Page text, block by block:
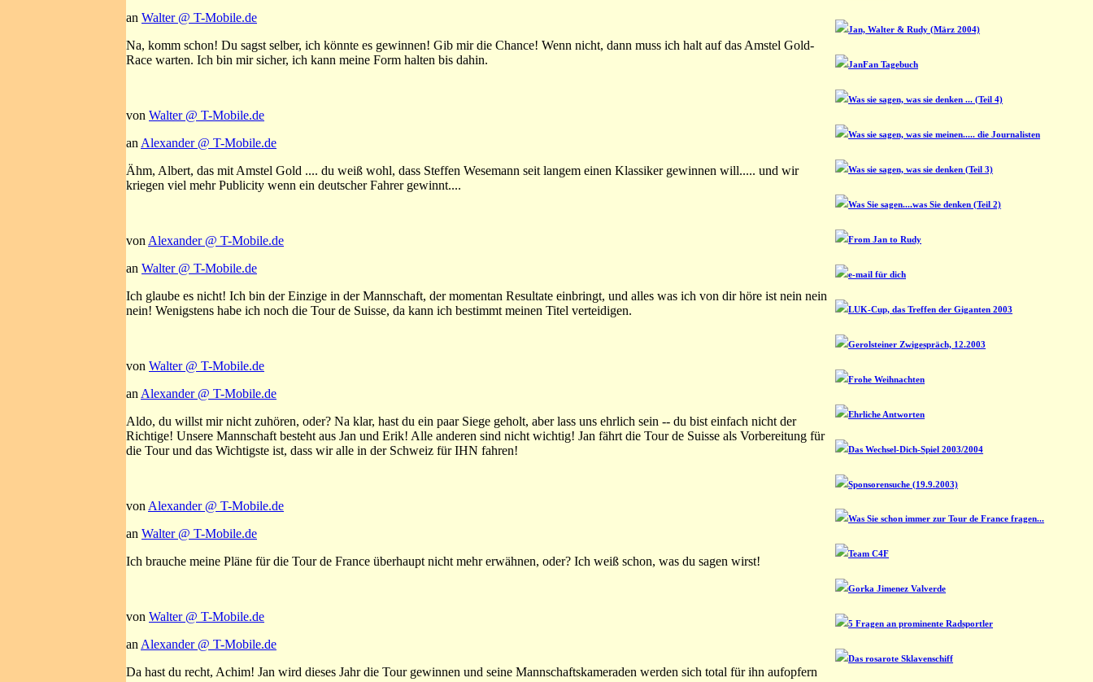
an Walter @ T-Mobile.de
Na, komm schon! Du sagst selber, ich könnte es gewinnen! Gib mir die Chance! Wenn nicht, dann muss ich halt auf das Amstel Gold-
Race warten. Ich bin mir sicher, ich kann meine Form halten bis dahin.
von Walter @ T-Mobile.de
an Alexander @ T-Mobile.de
Ähm, Albert, das mit Amstel Gold .... du weiß wohl, dass Steffen Wesemann seit langem einen Klassiker gewinnen will..... und wir
kriegen viel mehr Publicity wenn ein deutscher Fahrer gewinnt....
von Alexander @ T-Mobile.de
an Walter @ T-Mobile.de
Ich glaube es nicht! Ich bin der Einzige in der Mannschaft, der momentan Resultate einbringt, und alles was ich von dir höre ist nein nein
nein! Wenigstens habe ich noch die Tour de Suisse, da kann ich bestimmt meinen Titel verteidigen.
von Walter @ T-Mobile.de
an Alexander @ T-Mobile.de
Aldo, du willst mir nicht zuhören, oder? Na klar, hast du ein paar Siege geholt, aber lass uns ehrlich sein -- du bist einfach nicht der
Richtige! Unsere Mannschaft besteht aus Jan und Erik! Alle anderen sind nicht wichtig! Jan fährt die Tour de Suisse als Vorbereitung für
die Tour und das Wichtigste ist, dass wir alle in der Schweiz für IHN fahren!
von Alexander @ T-Mobile.de
an Walter @ T-Mobile.de
Ich brauche meine Pläne für die Tour de France überhaupt nicht mehr erwähnen, oder? Ich weiß schon, was du sagen wirst!
von Walter @ T-Mobile.de
an Alexander @ T-Mobile.de
Da hast du recht, Achim! Jan wird dieses Jahr die Tour gewinnen und seine Mannschaftskameraden werden sich total für ihn aufopfern
Jan, Walter & Rudy (März 2004)
JanFan Tagebuch
Was sie sagen, was sie denken ... (Teil 4)
Was sie sagen, was sie meinen..... die Journalisten
Was sie sagen, was sie denken (Teil 3)
Was Sie sagen....was Sie denken (Teil 2)
From Jan to Rudy
e-mail für dich
LUK-Cup, das Treffen der Giganten 2003
Gerolsteiner Zwigespräch, 12.2003
Frohe Weihnachten
Ehrliche Antworten
Das Wechsel-Dich-Spiel 2003/2004
Sponsorensuche (19.9.2003)
Was Sie schon immer zur Tour de France fragen...
Team C4F
Gorka Jimenez Valverde
5 Fragen an prominente Radsportler
Das rosarote Sklavenschiff